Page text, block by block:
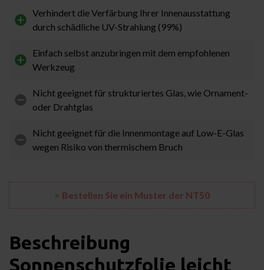
Verhindert die Verfärbung Ihrer Innenausstattung
durch schädliche UV-Strahlung (99%)
Einfach selbst anzubringen mit dem empfohlenen
Werkzeug
Nicht geeignet für strukturiertes Glas, wie Ornament-
oder Drahtglas
Nicht geeignet für die Innenmontage auf Low-E-Glas
wegen Risiko von thermischem Bruch
> Bestellen Sie ein Muster der NT50
Beschreibung
Sonnenschutzfolie leicht